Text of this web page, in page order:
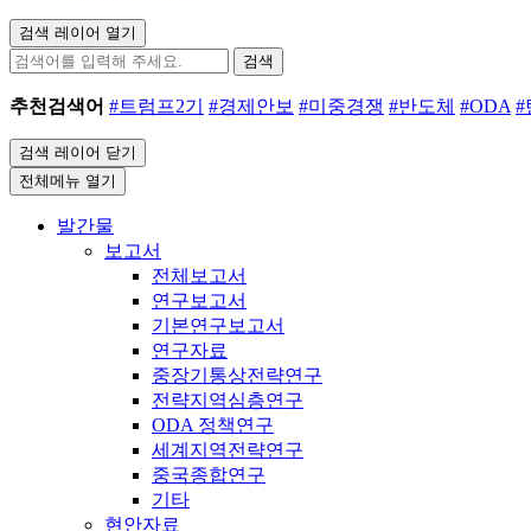
검색 레이어 열기
검색
추천검색어 #트럼프2기 #경제안보 #미중경쟁 #반도체 #ODA #
검색 레이어 닫기
전체메뉴 열기
발간물
보고서
전체보고서
연구보고서
기본연구보고서
연구자료
중장기통상전략연구
전략지역심층연구
ODA 정책연구
세계지역전략연구
중국종합연구
기타
현안자료